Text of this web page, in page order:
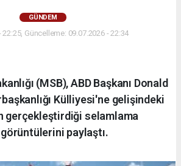
GÜNDEM
22:25, Güncelleme: 09.07.2026 - 22:34
(MSB), ABD Başkanı Donald
Külliyesi'ne gelişindeki
gerçekleştirdiği selamlama
paylaştı.